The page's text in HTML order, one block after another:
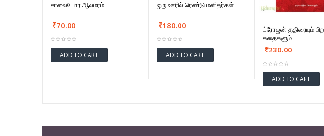
சாலையோர ஆலமரம்
70.00
ADD TO CART
ஒரு ஊரில் ரெண்டு மனிதர்கள்
180.00
ADD TO CART
ட்ரோஜன் குதிரையும் பிற
கதைகளும்
230.00
ADD TO CART